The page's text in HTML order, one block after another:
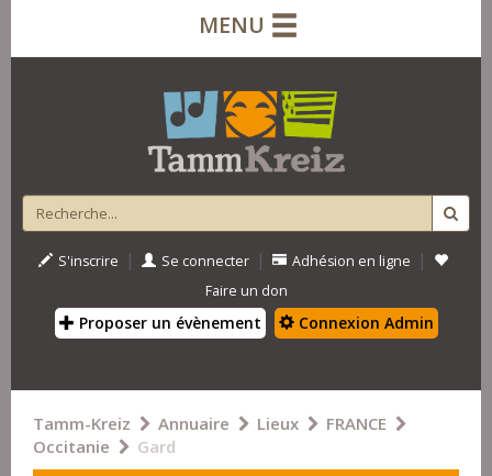
MENU
S'inscrire | Se connecter | Adhésion en ligne |
Faire un don
Proposer un évènement Connexion Admin
Tamm-Kreiz Annuaire Lieux
FRANCE
Occitanie
Gard